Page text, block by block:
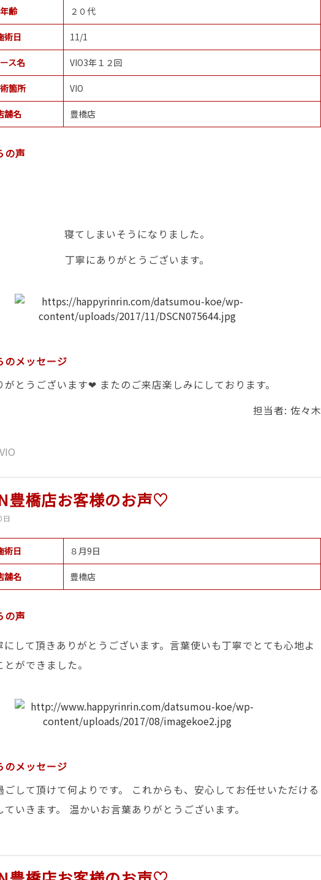
年齢 ２０代
術日 11/1
ス名 VIO3年１２回
箇所 VIO
舗名 豊橋店
の声
寝てしまいそうになりました。
丁寧にありがとうございます。
のメッセージ
がとうございます❤ またのご来店楽しみにしております。
担当者: 佐々木
VIO
豊橋店お客様のお声♡
術日 ８月9日
舗名 豊橋店
の声
にして頂きありがとうございます。言葉使いも丁寧でとても心地よ
ができました。
のメッセージ
ごして頂けて何よりです。 これからも、安心してお任せいただける
ていきます。 温かいお言葉ありがとうございます。